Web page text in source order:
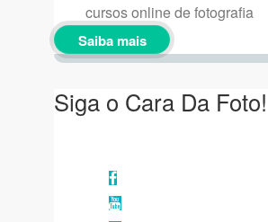
cursos online de fotografia
Saiba mais
Siga o Cara Da Foto!
Facebook
YouTube